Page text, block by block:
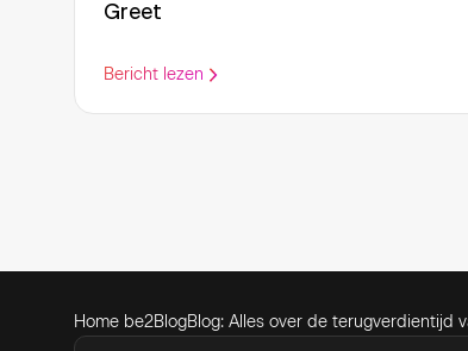
Greet
Bericht lezen
Home be2BlogBlog: Alles over de terugverdientijd